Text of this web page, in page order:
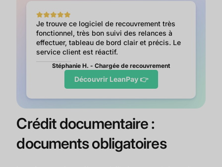
Je trouve ce logiciel de recouvrement très
fonctionnel, très bon suivi des relances à
effectuer, tableau de bord clair et précis. Le
service client est réactif.
Stéphanie H. - Chargée de recouvrement
Découvrir LeanPay 👉
Crédit documentaire :
documents obligatoires